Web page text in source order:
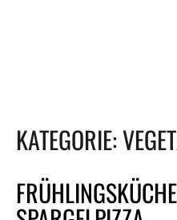
KATEGORIE: